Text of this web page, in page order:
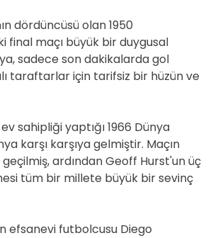
dördüncüsü olan 1950
final maçı büyük bir duygusal
sadece son dakikalarda gol
taraftarlar için tarifsiz bir hüzün ve
sahipliği yaptığı 1966 Dünya
karşı karşıya gelmiştir. Maçın
ardından Geoff Hurst'un üç
tüm bir millete büyük bir sevinç
efsanevi futbolcusu Diego